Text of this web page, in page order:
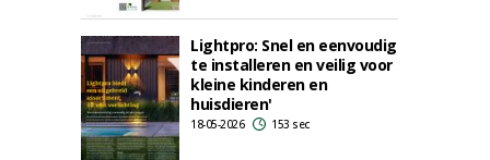
Lightpro: Snel en eenvoudig
te installeren en veilig voor
kleine kinderen en
huisdieren'
18-05-2026 153 sec